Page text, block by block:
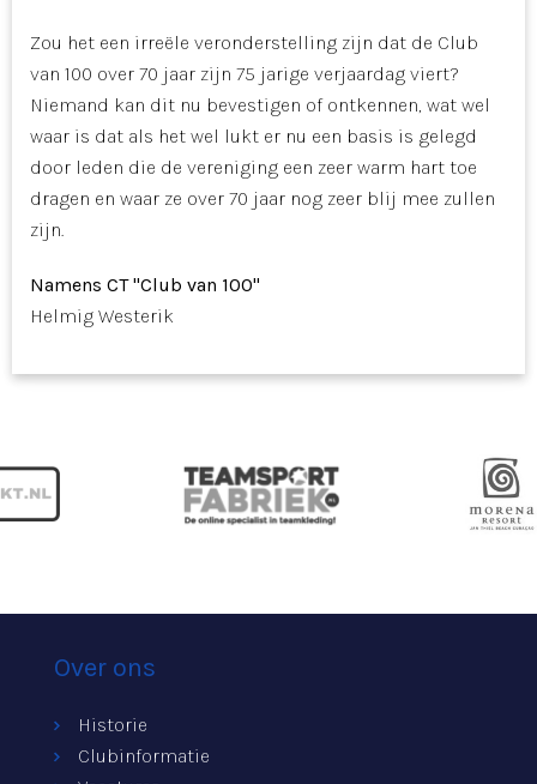
Zou het een irreële veronderstelling zijn dat de Club
van 100 over 70 jaar zijn 75 jarige verjaardag viert?
Niemand kan dit nu bevestigen of ontkennen, wat wel
waar is dat als het wel lukt er nu een basis is gelegd
door leden die de vereniging een zeer warm hart toe
dragen en waar ze over 70 jaar nog zeer blij mee zullen
zijn.
Namens CT "Club van 100"
Helmig Westerik
Over ons
Historie
Clubinformatie